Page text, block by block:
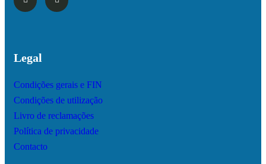
Legal
Condições gerais e FIN
Condições de utilização
Livro de reclamações
Política de privacidade
Contacto